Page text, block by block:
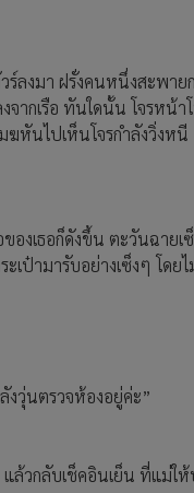
ลงมา ฝรั่งคนหนึ่งสะพาย
ากเรือ ทันใดนั้น โจรหน้า
ฆหันไปเห็นโจรกำลังวิ่งหนี
งเธอก็ดังขึ้น ตะวันฉายเ
เป๋ามารับอย่างเซ็งๆ โดย
วุ่นตรวจห้องอยู่ค่ะ”
แล้วกลับเช็คอินเย็น ที่แม่